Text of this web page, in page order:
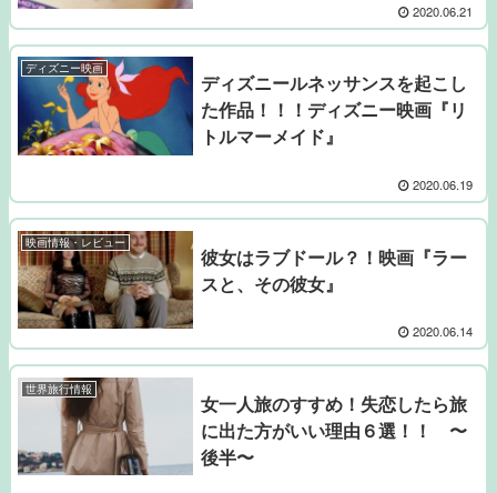
2020.06.21
ディズニー映画
ディズニールネッサンスを起こし
た作品！！！ディズニー映画『リ
トルマーメイド』
2020.06.19
映画情報・レビュー
彼女はラブドール？！映画『ラー
スと、その彼女』
2020.06.14
世界旅行情報
女一人旅のすすめ！失恋したら旅
に出た方がいい理由６選！！ 〜
後半〜